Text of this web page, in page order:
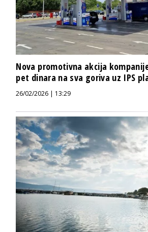
Nova promotivna akcija
pet dinara na sva goriva uz IPS
26/02/2026 | 13:29